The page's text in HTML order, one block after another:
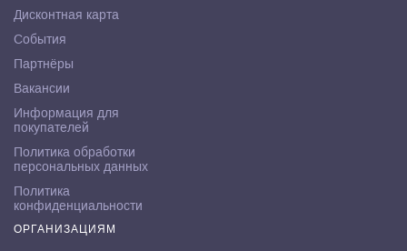
Дисконтная карта
События
Партнёры
Вакансии
Информация для
покупателей
Политика обработки
персональных данных
Политика
конфиденциальности
ОРГАНИЗАЦИЯМ